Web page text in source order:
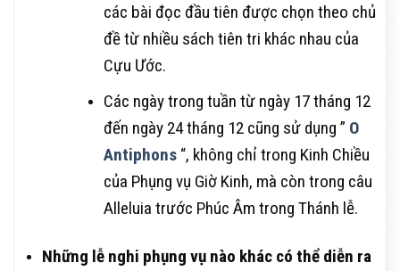
các bài đọc đầu tiên được chọn theo chủ
đề từ nhiều sách tiên tri khác nhau của
Cựu Ước.
Các ngày trong tuần từ ngày 17 tháng 12
đến ngày 24 tháng 12 cũng sử dụng ” O
Antiphons“, không chỉ trong Kinh Chiều
của Phụng vụ Giờ ​​Kinh, mà còn trong câu
Alleluia trước Phúc Âm trong Thánh lễ.
Những lễ nghi phụng vụ nào khác có thể diễn ra